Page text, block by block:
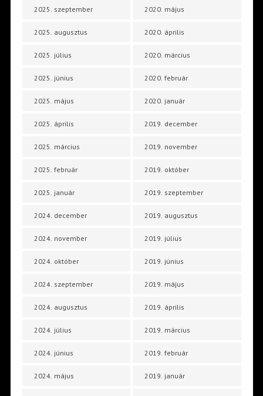
2025. szeptember
2025. augusztus
2025. július
2025. június
2025. május
2025. április
2025. március
2025. február
2025. január
2024. december
2024. november
2024. október
2024. szeptember
2024. augusztus
2024. július
2024. június
2024. május
2020. május
2020. április
2020. március
2020. február
2020. január
2019. december
2019. november
2019. október
2019. szeptember
2019. augusztus
2019. július
2019. június
2019. május
2019. április
2019. március
2019. február
2019. január